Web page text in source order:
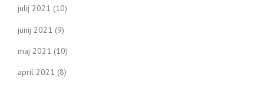
julij 2021 (10)
junij 2021 (9)
maj 2021 (10)
april 2021 (8)